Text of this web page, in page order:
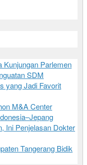
Kunjungan Parlemen
SDM
yang Jadi Favorit
M&A Center
Ini Penjelasan Dokter
Tangerang Bidik